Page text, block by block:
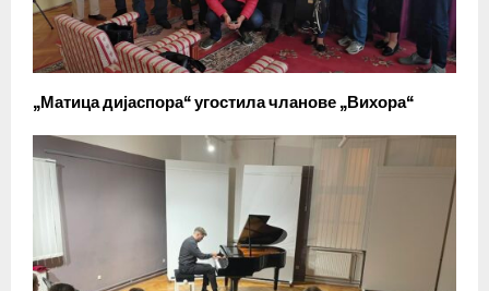
„Матица дијаспора“ угостила чланове „Вихора“